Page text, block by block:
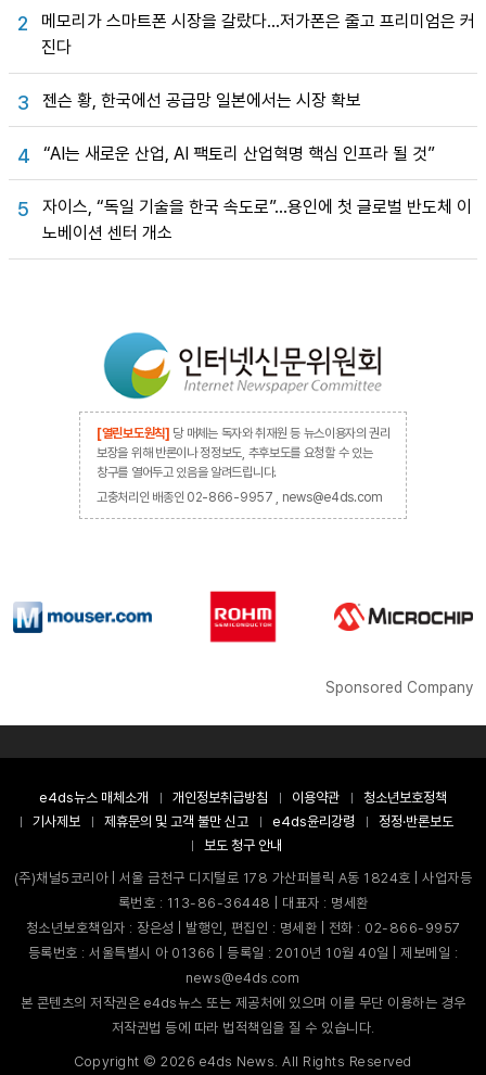
2
메모리가 스마트폰 시장을 갈랐다…저가폰은 줄고 프리미엄은 커
진다
3 젠슨 황, 한국에선 공급망 일본에서는 시장 확보
4 “AI는 새로운 산업, AI 팩토리 산업혁명 핵심 인프라 될 것”
5
자이스, “독일 기술을 한국 속도로”…용인에 첫 글로벌 반도체 이
노베이션 센터 개소
[열린보도원칙] 당 매체는 독자와 취재원 등 뉴스이용자의 권리
보장을 위해 반론이나 정정보도, 추후보도를 요청할 수 있는
창구를 열어두고 있음을 알려드립니다.
고충처리인 배종인 02-866-9957 , news@e4ds.com
Sponsored Company
e4ds뉴스 매체소개 개인정보취급방침 이용약관
청소년보호정책
기사제보
제휴문의 및 고객 불만 신고 e4ds윤리강령
정정·반론보도
보도 청구 안내
(주)채널5코리아 | 서울 금천구 디지털로 178 가산퍼블릭 A동 1824호 | 사업자등
록번호 : 113-86-36448 | 대표자 : 명세환
청소년보호책임자 : 장은성 | 발행인, 편집인 : 명세환 | 전화 : 02-866-9957
등록번호 : 서울특별시 아 01366 | 등록일 : 2010년 10월 40일 | 제보메일 :
news@e4ds.com
본 콘텐츠의 저작권은 e4ds뉴스 또는 제공처에 있으며 이를 무단 이용하는 경우
저작권법 등에 따라 법적책임을 질 수 있습니다.
Copyright ©2026 e4ds News. All Rights Reserved